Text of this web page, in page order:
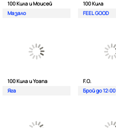
100 Кила и Моисей
Мазало
100 Кила
FEEL GOOD
100 Кила и Yoana
Яга
F.O.
Брой до 12:00